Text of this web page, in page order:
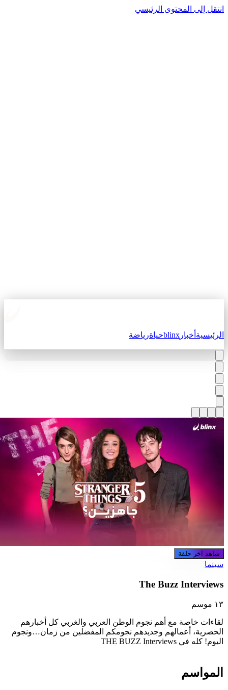
إلى المحتوى الرئيسي
أخبارblinxحياةرياضة
شاهد آخر حلقة
سينما
The Buzz Interviews
١٣ موسم
لقاءات خاصة مع أهم نجوم الوطن العربي والغربي كل أخبارهم
الحصرية، أعمالهم وجديدهم نجومكم المفضلين من زمان…ونجوم
اليوم! كله في THE BUZZ Interviews
المواسم